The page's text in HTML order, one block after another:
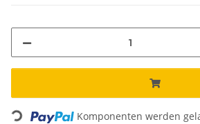
Komponenten werden